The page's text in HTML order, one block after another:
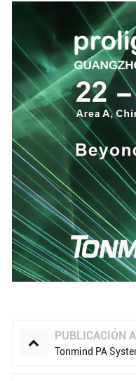
PUBLICACIÓN
Tonmind PA